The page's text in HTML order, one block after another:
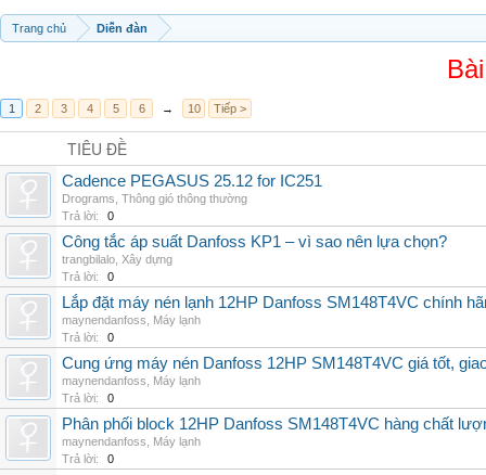
Trang chủ Diễn đàn
1 2 3 4 5 6 → 10 Tiếp >
TIÊU ĐỀ
Cadence PEGASUS 25.12 for IC251
Drograms Thông gió thông thường
Trả lời:
0
Công tắc áp suất Danfoss KP1 – vì sao nên lựa chọn?
trangbilalo Xây dựng
Trả lời:
0
Lắp đặt máy nén lạnh 12HP Danfoss SM148T4VC chính
maynendanfoss
Máy lạnh
Trả lời:
0
Cung ứng máy nén Danfoss 12HP SM148T4VC giá tốt,
maynendanfoss
Máy lạnh
Trả lời:
0
Phân phối block 12HP Danfoss SM148T4VC hàng chất
maynendanfoss
Máy lạnh
Trả lời:
0